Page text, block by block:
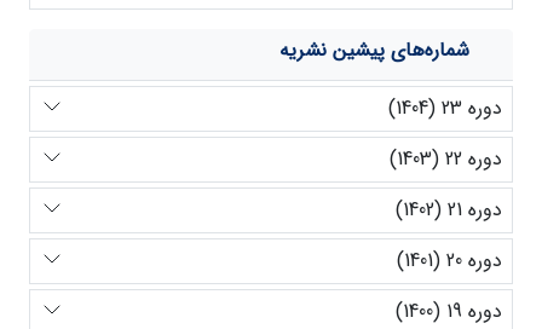
شماره‌های پیشین نشریه
دوره 23 (1404)
دوره 22 (1403)
دوره 21 (1402)
دوره 20 (1401)
دوره 19 (1400)